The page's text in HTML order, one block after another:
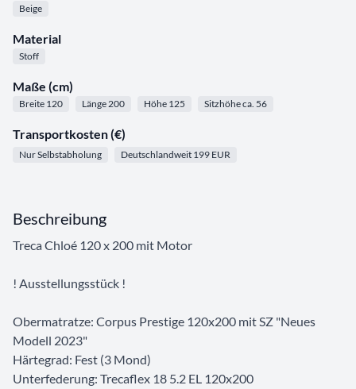
Beige
Material
Stoff
Maße (cm)
Breite 120 Länge 200 Höhe 125 Sitzhöhe ca. 56
Transportkosten (€)
Nur Selbstabholung Deutschlandweit 199 EUR
Beschreibung
Treca Chloé 120 x 200 mit Motor
! Ausstellungsstück !
Obermatratze: Corpus Prestige 120x200 mit SZ "Neues
Modell 2023"
Härtegrad: Fest (3 Mond)
Unterfederung: Trecaflex 18 5.2 EL 120x200